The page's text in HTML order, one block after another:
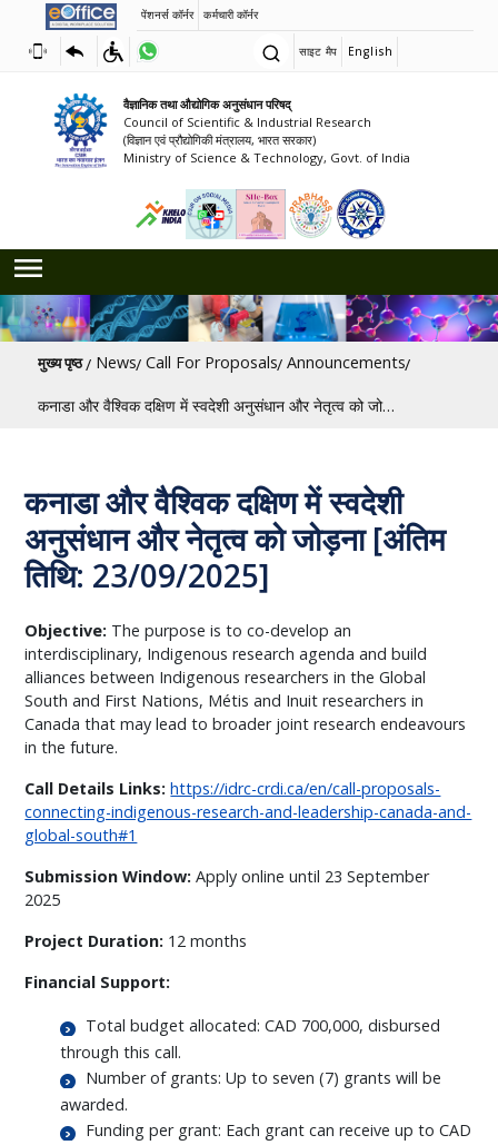
पेंशनर्स कॉर्नर कर्मचारी कॉर्नर
साइट मैप English
वैज्ञानिक तथा औद्योगिक अनुसंधान परिषद्
Council of Scientific & Industrial Research
(विज्ञान एवं प्रौद्योगिकी मंत्रालय, भारत सरकार)
Ministry of Science & Technology, Govt. of India
पग चिन्ह
मुख्य पृष्ठ News Call For Proposals Announcements
कनाडा और वैश्विक दक्षिण में स्वदेशी अनुसंधान और नेतृत्व को जोड़ना [अंतिम तिथि: 23/09/2025]
कनाडा और वैश्विक दक्षिण में स्वदेशी
अनुसंधान और नेतृत्व को जोड़ना [अंतिम
तिथि: 23/09/2025]
Objective: The purpose is to co-develop an
interdisciplinary, Indigenous research agenda and build
alliances between Indigenous researchers in the Global
South and First Nations, Métis and Inuit researchers in
Canada that may lead to broader joint research endeavours
in the future.
Call Details Links: https://idrc-crdi.ca/en/call-proposals-
connecting-indigenous-research-and-leadership-canada-and-
global-south#1
Submission Window:Apply online until 23 September
2025
Project Duration: 12 months
Financial Support:
Total budget allocated: CAD 700,000, disbursed
through this call.
Number of grants: Up to seven (7) grants will be
awarded.
Funding per grant: Each grant can receive up to CAD